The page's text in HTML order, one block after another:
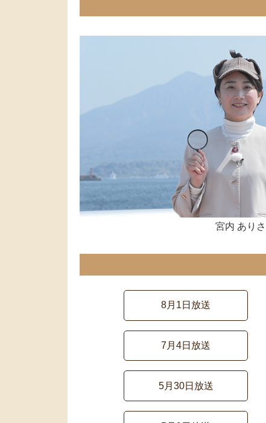
宮内 ありさ
8月1日放送
7月4日放送
5月30日放送